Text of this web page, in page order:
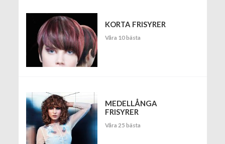
KORTA FRISYRER
Våra 10 bästa
MEDELLÅNGA
FRISYRER
Våra 25 bästa